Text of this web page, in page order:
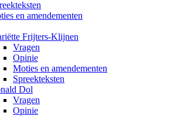
en amendementen
Frijters-Klijnen
Vragen
Opinie
Moties en amendementen
Spreekteksten
Dol
Vragen
Opinie